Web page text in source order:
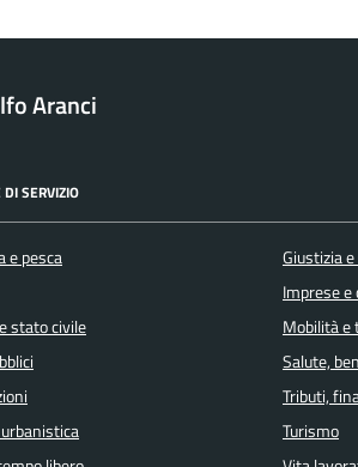
Aranci
DI SERVIZIO
e pesca
stato civile
Giustizia
Imprese
Mobilità e
Salute,
Tributi,
Turismo